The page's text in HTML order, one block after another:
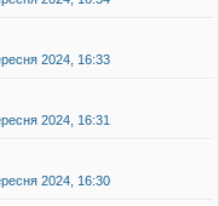
2024, 16:33
2024, 16:31
2024, 16:30